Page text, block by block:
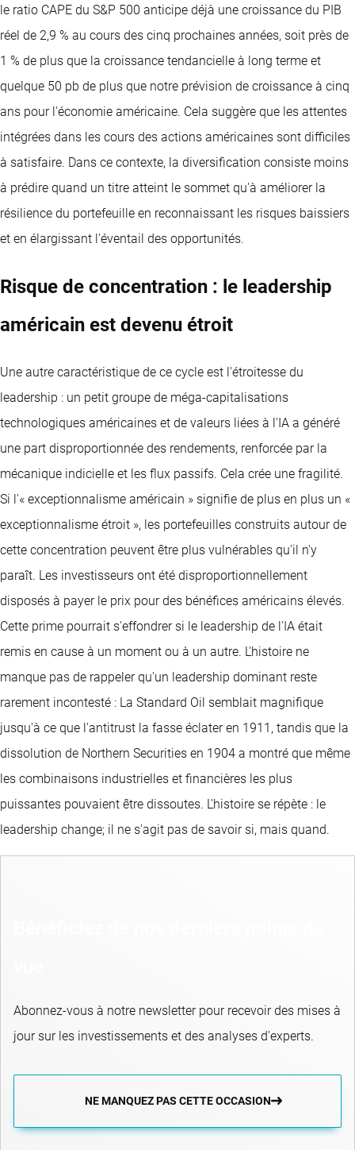
le ratio CAPE du S&P 500 anticipe déjà une croissance du PIB
réel de 2,9 % au cours des cinq prochaines années, soit près de
1 % de plus que la croissance tendancielle à long terme et
quelque 50 pb de plus que notre prévision de croissance à cinq
ans pour l'économie américaine. Cela suggère que les attentes
intégrées dans les cours des actions américaines sont difficiles
à satisfaire. Dans ce contexte, la diversification consiste moins
à prédire quand un titre atteint le sommet qu'à améliorer la
résilience du portefeuille en reconnaissant les risques baissiers
et en élargissant l'éventail des opportunités.
Risque de concentration : le leadership
américain est devenu étroit
Une autre caractéristique de ce cycle est l'étroitesse du
leadership : un petit groupe de méga-capitalisations
technologiques américaines et de valeurs liées à l'IA a généré
une part disproportionnée des rendements, renforcée par la
mécanique indicielle et les flux passifs. Cela crée une fragilité.
Si l'« exceptionnalisme américain » signifie de plus en plus un «
exceptionnalisme étroit », les portefeuilles construits autour de
cette concentration peuvent être plus vulnérables qu'il n'y
paraît. Les investisseurs ont été disproportionnellement
disposés à payer le prix pour des bénéfices américains élevés.
Cette prime pourrait s'effondrer si le leadership de l'IA était
remis en cause à un moment ou à un autre. L'histoire ne
manque pas de rappeler qu'un leadership dominant reste
rarement incontesté : La Standard Oil semblait magnifique
jusqu'à ce que l'antitrust la fasse éclater en 1911, tandis que la
dissolution de Northern Securities en 1904 a montré que même
les combinaisons industrielles et financières les plus
puissantes pouvaient être dissoutes. L'histoire se répète : le
leadership change; il ne s'agit pas de savoir si, mais quand.
Abonnez-vous à notre newsletter pour recevoir des mises à
jour sur les investissements et des analyses d'experts.
NE MANQUEZ PAS CETTE OCCASION